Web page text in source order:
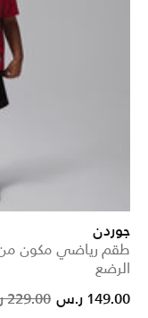
جوردن
طقم رياضي مكون
الرضع
from
229.00 ر.س 149.00 ر.س